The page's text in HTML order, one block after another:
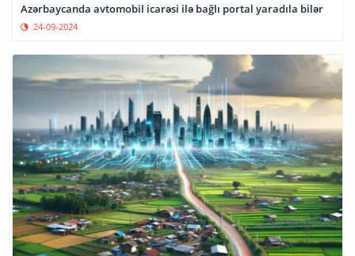
Azərbaycanda avtomobil icarəsi ilə bağlı portal yaradıla bilər
24-09-2024